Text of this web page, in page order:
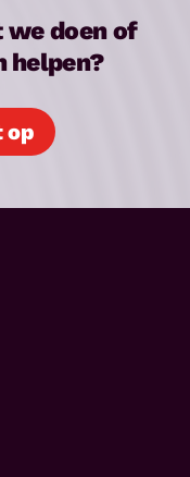
we doen of
helpen?
op